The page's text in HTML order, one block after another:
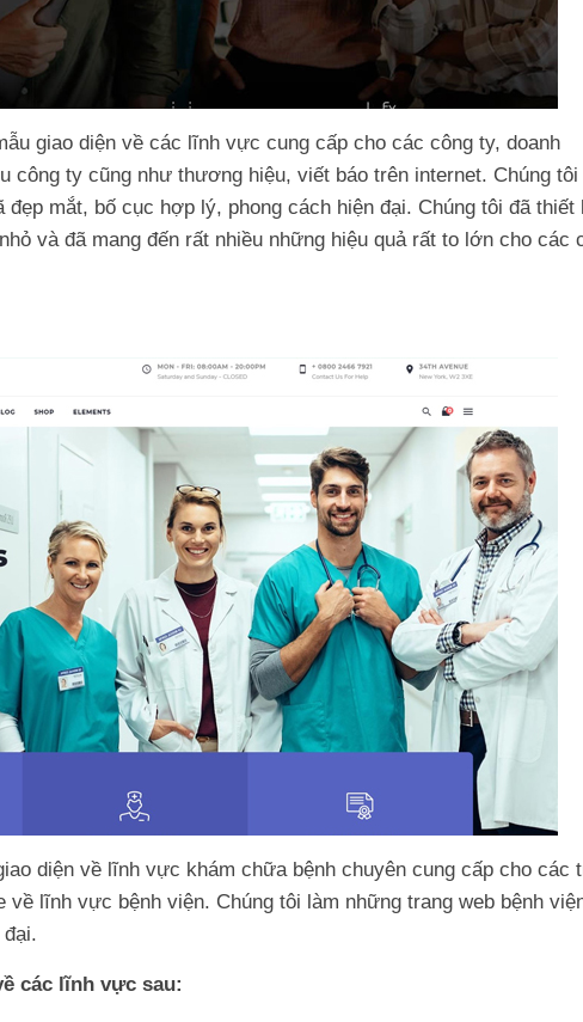
giao diện về các lĩnh vực cung cấp cho các công ty, doanh
công ty cũng như thương hiệu, viết báo trên internet. Chúng tôi
mắt, bố cục hợp lý, phong cách hiện đại. Chúng tôi đã thiết
và đã mang đến rất nhiều những hiệu quả rất to lớn cho các
diện về lĩnh vực khám chữa bệnh chuyên cung cấp cho các
lĩnh vực bệnh viện. Chúng tôi làm những trang web bệnh
các lĩnh vực sau: